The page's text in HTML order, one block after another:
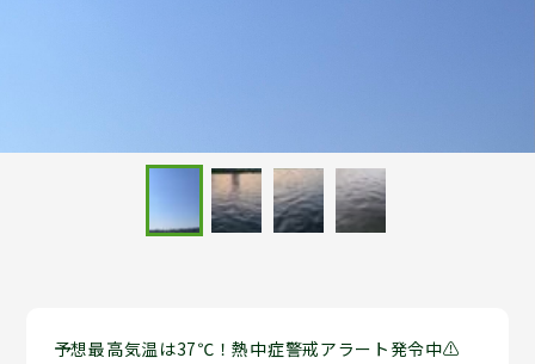
予想最高気温は37℃！熱中症警戒アラート発令中⚠